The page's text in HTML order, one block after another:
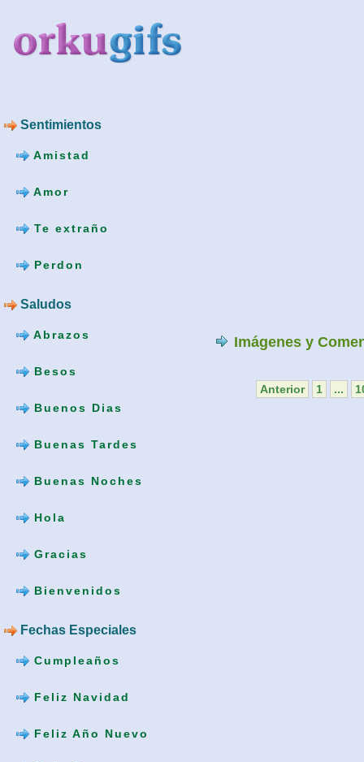
Sentimientos
Amistad
Amor
Te extraño
Perdon
Saludos
Abrazos
Besos
Buenos Dias
Buenas Tardes
Buenas Noches
Hola
Gracias
Bienvenidos
Fechas Especiales
Cumpleaños
Feliz Navidad
Feliz Año Nuevo
Imágenes y
Anterior 1 ...